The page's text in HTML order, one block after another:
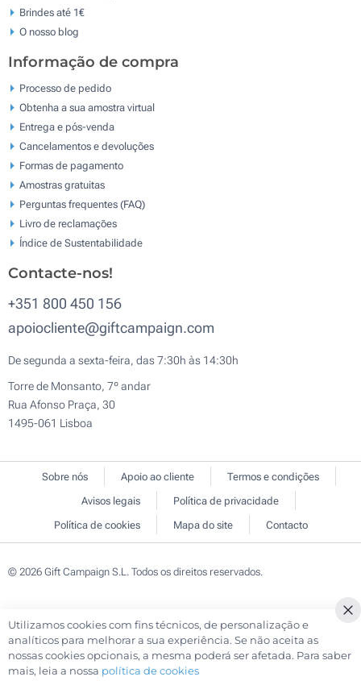
Brindes até 1€
O nosso blog
Informação de compra
Processo de pedido
Obtenha a sua amostra virtual
Entrega e pós-venda
Cancelamentos e devoluções
Formas de pagamento
Amostras gratuitas
Perguntas frequentes (FAQ)
Livro de reclamaçōes
Índice de Sustentabilidade
Contacte-nos!
+351 800 450 156
apoiocliente@giftcampaign.com
De segunda a sexta-feira, das 7:30h às 14:30h
Torre de Monsanto, 7º andar
Rua Afonso Praça, 30
1495-061 Lisboa
Sobre nós Apoio ao cliente
Termos e condições
Avisos legais
Política de privacidade
Política de cookies
Mapa do site Contacto
© 2026 Gift Campaign S.L. Todos os direitos reservados.
Utilizamos cookies com fins técnicos, de personalização e
analíticos para melhorar a sua experiência. Se não aceita as
nossas cookies opcionais, a mesma poderá ser afetada. Para saber
mais, leia a nossa política de cookies